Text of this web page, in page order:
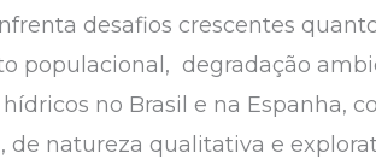
desafios crescentes
populacional, degradação
no Brasil e na Espanha,
de natureza qualitativa e